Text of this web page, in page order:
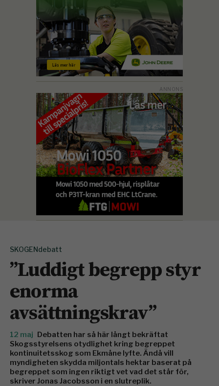
SKOGENdebatt
”Luddigt begrepp styr
enorma
avsättningskrav”
12 maj Debatten har så här långt bekräftat
Skogsstyrelsens otydlighet kring begreppet
kontinuitetsskog som Ekmåne lyfte. Ändå vill
myndigheten skydda miljontals hektar baserat på
begreppet som ingen riktigt vet vad det står för,
skriver Jonas Jacobsson i en slutreplik.